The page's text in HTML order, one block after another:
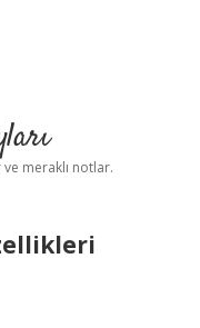
meraklı notlar.